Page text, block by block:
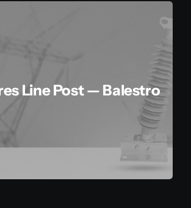
Line Post — Balestro